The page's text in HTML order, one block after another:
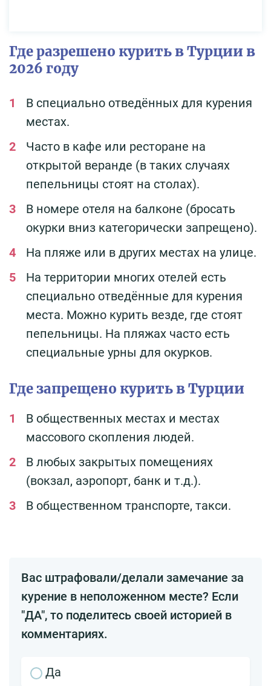
Где разрешено курить в Турции в
2026 году
В специально отведённых для курения
местах.
Часто в кафе или ресторане на
открытой веранде (в таких случаях
пепельницы стоят на столах).
В номере отеля на балконе (бросать
окурки вниз категорически запрещено).
На пляже или в других местах на улице.
На территории многих отелей есть
специально отведённые для курения
места. Можно курить везде, где стоят
пепельницы. На пляжах часто есть
специальные урны для окурков.
Где запрещено курить в Турции
В общественных местах и местах
массового скопления людей.
В любых закрытых помещениях
(вокзал, аэропорт, банк и т.д.).
В общественном транспорте, такси.
Вас штрафовали/делали замечание за
курение в неположенном месте? Если
"ДА", то поделитесь своей историей в
комментариях.
Да